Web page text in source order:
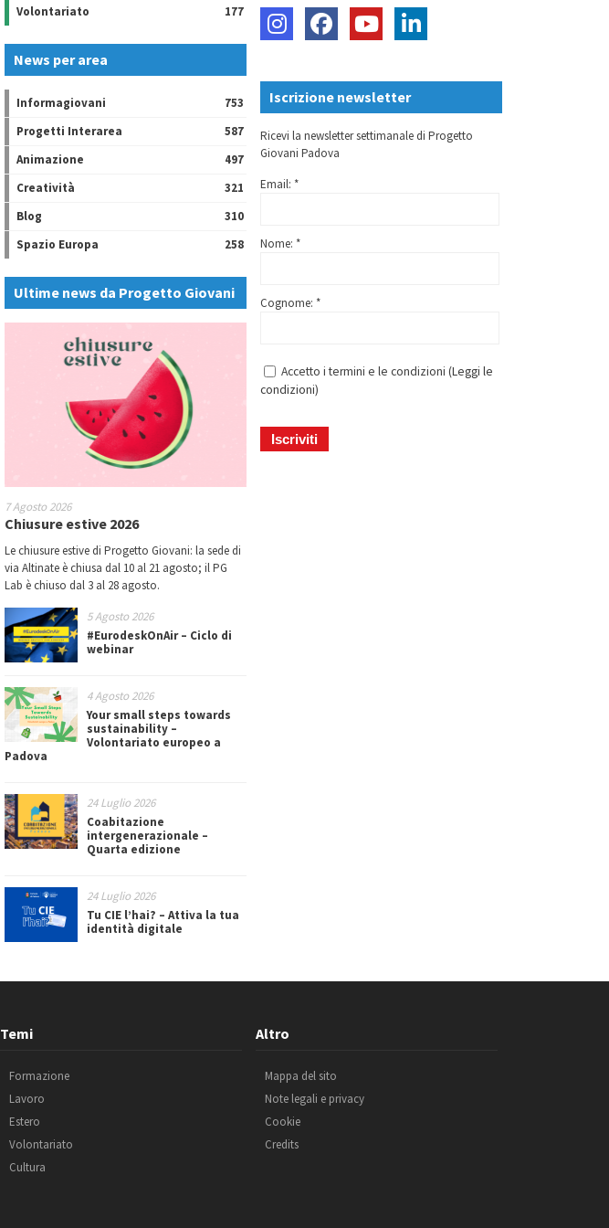
Volontariato
177
News per area
Informagiovani
753
Progetti Interarea
587
Animazione
497
Creatività
321
Blog
310
Spazio Europa
258
Ultime news da Progetto Giovani
7 Agosto 2026
Chiusure estive 2026
Le chiusure estive di Progetto Giovani: la sede di
via Altinate è chiusa dal 10 al 21 agosto; il PG
Lab è chiuso dal 3 al 28 agosto.
5 Agosto 2026
#EurodeskOnAir – Ciclo di
webinar
4 Agosto 2026
Your small steps towards
sustainability –
Volontariato europeo a
Padova
24 Luglio 2026
Coabitazione
intergenerazionale –
Quarta edizione
24 Luglio 2026
Tu CIE l’hai? – Attiva la tua
identità digitale
Iscrizione newsletter
Ricevi la newsletter settimanale di Progetto
Giovani Padova
Email: *
Nome: *
Cognome: *
Accetto i termini e le condizioni (Leggi le
condizioni)
Temi
Formazione
Lavoro
Estero
Volontariato
Cultura
Altro
Mappa del sito
Note legali e privacy
Cookie
Credits